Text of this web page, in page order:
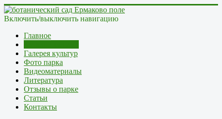
Включить/выключить навигацию
Главное
Галерея культур
Фото парка
Видеоматериалы
Литература
Отзывы о парке
Статьи
Контакты